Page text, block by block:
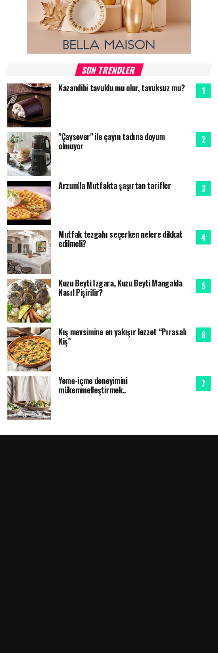
SON TRENDLER
Kazandibi tavuklu mu olur, tavuksuz mu?
"Çaysever" ile çayın tadına doyum
olmuyor
Arzum'la Mutfakta şaşırtan tarifler
Mutfak tezgahı seçerken nelere dikkat
edilmeli?
Kuzu Beyti Izgara, Kuzu Beyti Mangalda
Nasıl Pişirilir?
Kış mevsimine en yakışır lezzet “Pırasalı
Kiş”
Yeme-içme deneyimini
mükemmelleştirmek..